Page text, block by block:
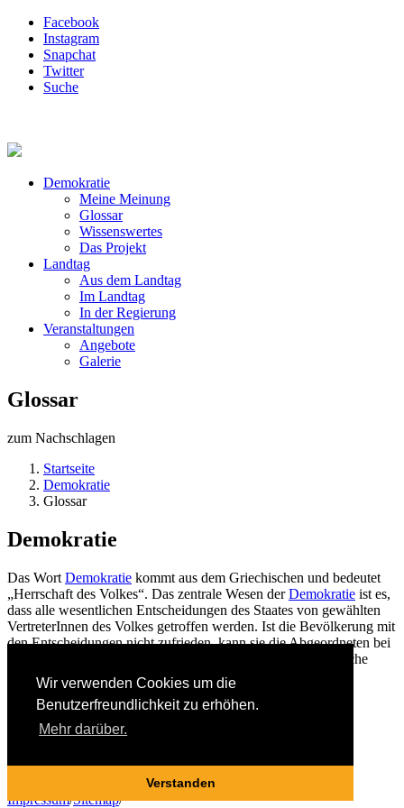
Wir verwenden Cookies um die
Benutzerfreundlichkeit zu erhöhen.
Mehr darüber.
Verstanden
Facebook
Instagram
Snapchat
Twitter
Suche
Demokratie
Meine Meinung
Glossar
Wissenswertes
Das Projekt
Landtag
Aus dem Landtag
Im Landtag
In der Regierung
Veranstaltungen
Angebote
Galerie
Glossar
zum Nachschlagen
Startseite
Demokratie
Glossar
Demokratie
Das Wort Demokratie kommt aus dem Griechischen und bedeutet
„Herrschaft des Volkes“. Das zentrale Wesen derDemokratie ist es,
dass alle wesentlichen Entscheidungen des Staates von gewählten
VertreterInnen des Volkes getroffen werden. Ist die Bevölkerung mit
den Entscheidungen nicht zufrieden, kann sie die Abgeordneten bei
abwählen und sich für eine andere politische
Richtung entscheiden.
Alle Einträge anzeigen
Impressum/Sitemap/